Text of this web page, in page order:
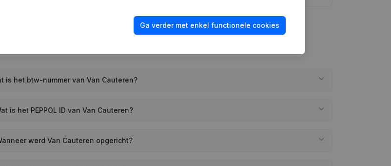
is het btw-nummer van Van Cauteren?
is het PEPPOL ID van Van Cauteren?
werd Van Cauteren opgericht?
Ga verder met enkel functionele cookies